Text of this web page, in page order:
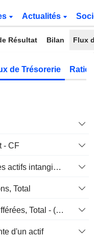
Actualités
Résultat Bilan Flux
de Trésorerie
- CF
Dépréciation du goodwill et des actifs intangibles
Total
Amortissement des charges différées, Total - (CF)
d'un actif